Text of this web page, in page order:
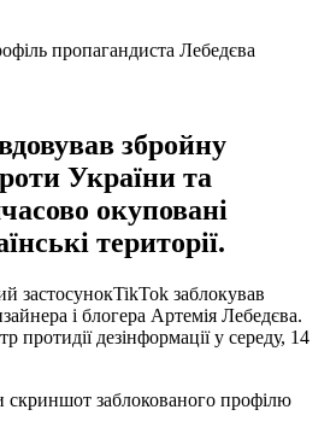
збройну
України та
окуповані
території.
застосунокTikTok заблокував
і блогера Артемія Лебедєва.
протидії дезінформації у середу, 14
скриншот заблокованого профілю